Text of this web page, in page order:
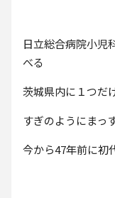
日立総合病院小児
べる
茨城県内に１つだ
すぎのようにまっ
今から47年前に初